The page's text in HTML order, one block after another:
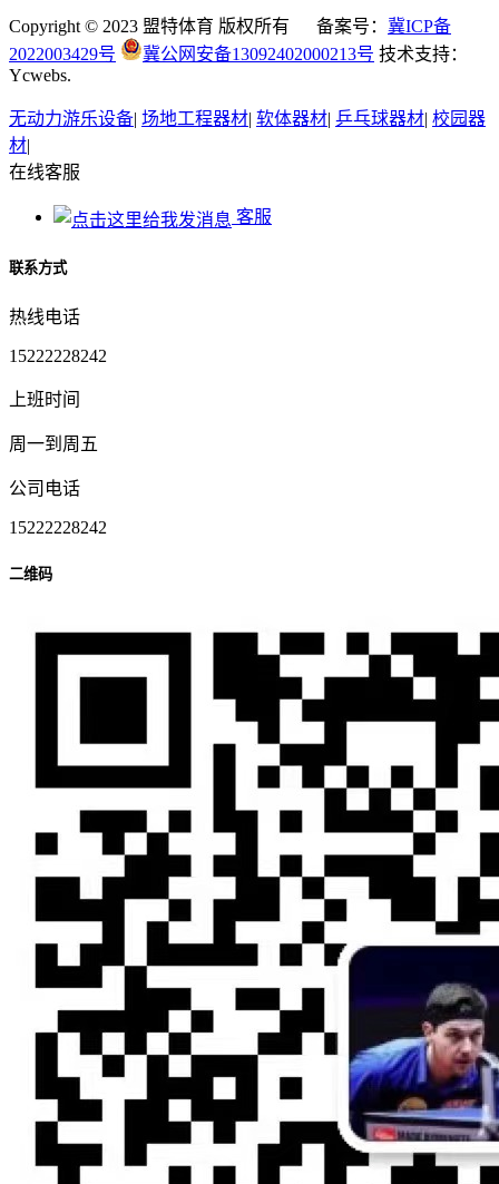
Copyright © 2023 盟特体育 版权所有 备案号： 冀ICP备
2022003429号
冀公网安备13092402000213号 技术支持：
Ycwebs.
无动力游乐设备| 场地工程器材| 软体器材| 乒乓球器材| 校园器
材|
在线客服
客服
联系方式
热线电话
15222228242
上班时间
周一到周五
公司电话
15222228242
二维码